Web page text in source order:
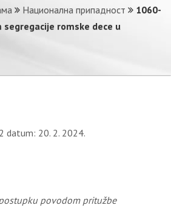
Национална припадност
1060-
romske dece u
datum: 20. 2. 2024.
povodom pritužbe